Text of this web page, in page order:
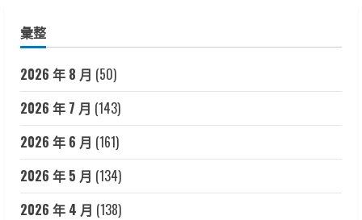
彙整
2026 年 8 月 (50)
2026 年 7 月 (143)
2026 年 6 月 (161)
2026 年 5 月 (134)
2026 年 4 月 (138)